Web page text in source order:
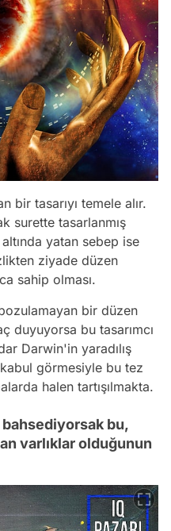
bir tasarıyı temele alır.
surette tasarlanmış
altında yatan sebep ise
ziyade düzen
sahip olması.
bir düzen
duyuyorsa bu tasarımcı
Darwin'in yaradılış
görmesiyle bu tez
halen tartışılmakta.
bu,
varlıklar olduğunun